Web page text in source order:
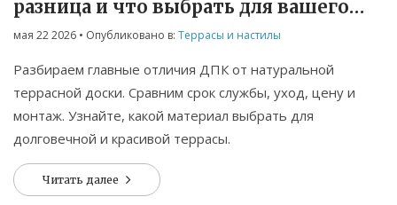
разница и что выбрать для вашего
дома
мая 22 2026 • Опубликовано в: Террасы и настилы
Разбираем главные отличия ДПК от натуральной
террасной доски. Сравним срок службы, уход, цену и
монтаж. Узнайте, какой материал выбрать для
долговечной и красивой террасы.
Читать далее